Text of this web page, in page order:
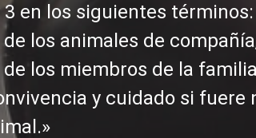
3 en los siguientes términos:
los animales de
los miembros de la
y cuidado si fuere